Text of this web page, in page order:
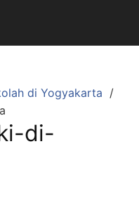
di Yogyakarta
di-